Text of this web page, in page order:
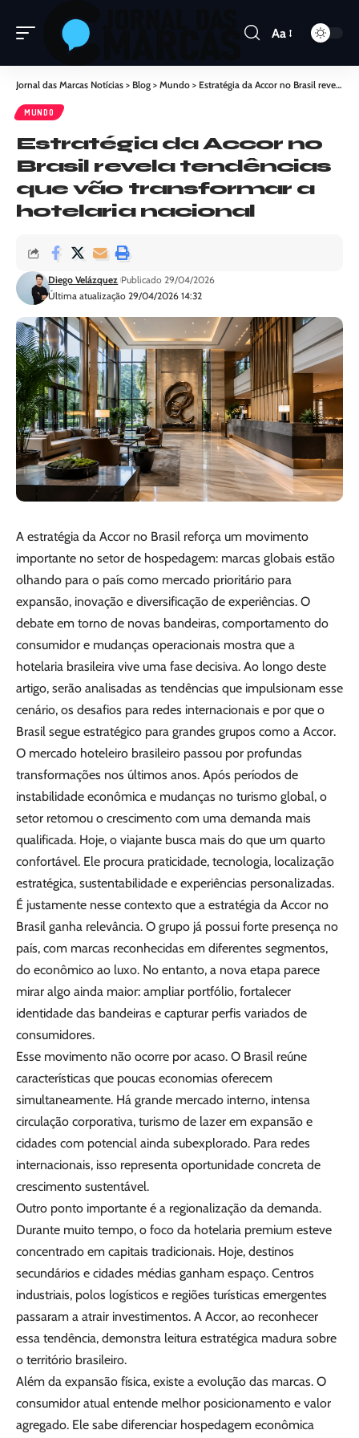
Aa
Jornal das Marcas Notícias > Blog > Mundo > Estratégia da Accor no Brasil revela tendências que vão transformar a hotelaria nacional
MUNDO
Estratégia da Accor no
Brasil revela tendências
que vão transformar a
hotelaria nacional
Última atualização 29/04/2026 14:32
Diego Velázquez Publicado 29/04/2026
A estratégia da Accor no Brasil reforça um movimento
importante no setor de hospedagem: marcas globais estão
olhando para o país como mercado prioritário para
expansão, inovação e diversificação de experiências. O
debate em torno de novas bandeiras, comportamento do
consumidor e mudanças operacionais mostra que a
hotelaria brasileira vive uma fase decisiva. Ao longo deste
artigo, serão analisadas as tendências que impulsionam esse
cenário, os desafios para redes internacionais e por que o
Brasil segue estratégico para grandes grupos como a Accor.
O mercado hoteleiro brasileiro passou por profundas
transformações nos últimos anos. Após períodos de
instabilidade econômica e mudanças no turismo global, o
setor retomou o crescimento com uma demanda mais
qualificada. Hoje, o viajante busca mais do que um quarto
confortável. Ele procura praticidade, tecnologia, localização
estratégica, sustentabilidade e experiências personalizadas.
É justamente nesse contexto que a estratégia da Accor no
Brasil ganha relevância. O grupo já possui forte presença no
país, com marcas reconhecidas em diferentes segmentos,
do econômico ao luxo. No entanto, a nova etapa parece
mirar algo ainda maior: ampliar portfólio, fortalecer
identidade das bandeiras e capturar perfis variados de
consumidores.
Esse movimento não ocorre por acaso. O Brasil reúne
características que poucas economias oferecem
simultaneamente. Há grande mercado interno, intensa
circulação corporativa, turismo de lazer em expansão e
cidades com potencial ainda subexplorado. Para redes
internacionais, isso representa oportunidade concreta de
crescimento sustentável.
Outro ponto importante é a regionalização da demanda.
Durante muito tempo, o foco da hotelaria premium esteve
concentrado em capitais tradicionais. Hoje, destinos
secundários e cidades médias ganham espaço. Centros
industriais, polos logísticos e regiões turísticas emergentes
passaram a atrair investimentos. A Accor, ao reconhecer
essa tendência, demonstra leitura estratégica madura sobre
o território brasileiro.
Além da expansão física, existe a evolução das marcas. O
consumidor atual entende melhor posicionamento e valor
agregado. Ele sabe diferenciar hospedagem econômica